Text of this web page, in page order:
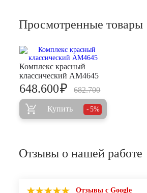
Просмотренные товары
Комплекс красный
классический AM4645
682.700
648.600₽
Купить 5%
Отзывы о нашей работе
Отзывы с Google